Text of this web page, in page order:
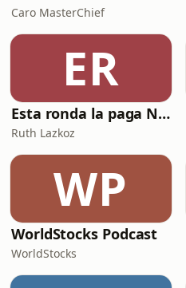
Caro MasterChief
ER
Esta ronda la paga Newton
Ruth Lazkoz
WP
WorldStocks Podcast
WorldStocks